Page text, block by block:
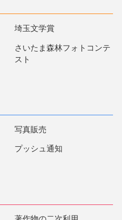
埼玉文学賞
さいたま森林フォトコンテ
スト
写真販売
プッシュ通知